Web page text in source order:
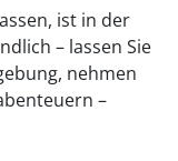
ist in der
– lassen Sie
nehmen
–